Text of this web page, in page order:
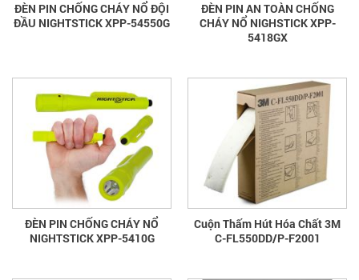
ĐÈN PIN CHỐNG CHÁY NỔ ĐỘI
ĐẦU NIGHTSTICK XPP-54550G
ĐÈN PIN AN TOÀN CHỐNG
CHÁY NỔ NIGHSTICK XPP-
5418GX
ĐÈN PIN CHỐNG CHÁY NỔ
NIGHTSTICK XPP-5410G
Cuộn Thấm Hút Hóa Chất 3M
C-FL550DD/P-F2001